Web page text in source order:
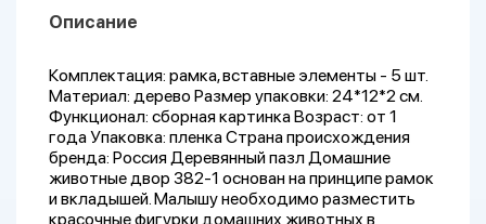
Описание
Комплектация: рамка, вставные элементы - 5 шт.
Материал: дерево Размер упаковки: 24*12*2 см.
Функционал: сборная картинка Возраст: от 1
года Упаковка: пленка Страна происхождения
бренда: Россия Деревянный пазл Домашние
животные двор 382-1 основан на принципе рамок
и вкладышей. Малышу необходимо разместить
красочные фигурки домашних животных в